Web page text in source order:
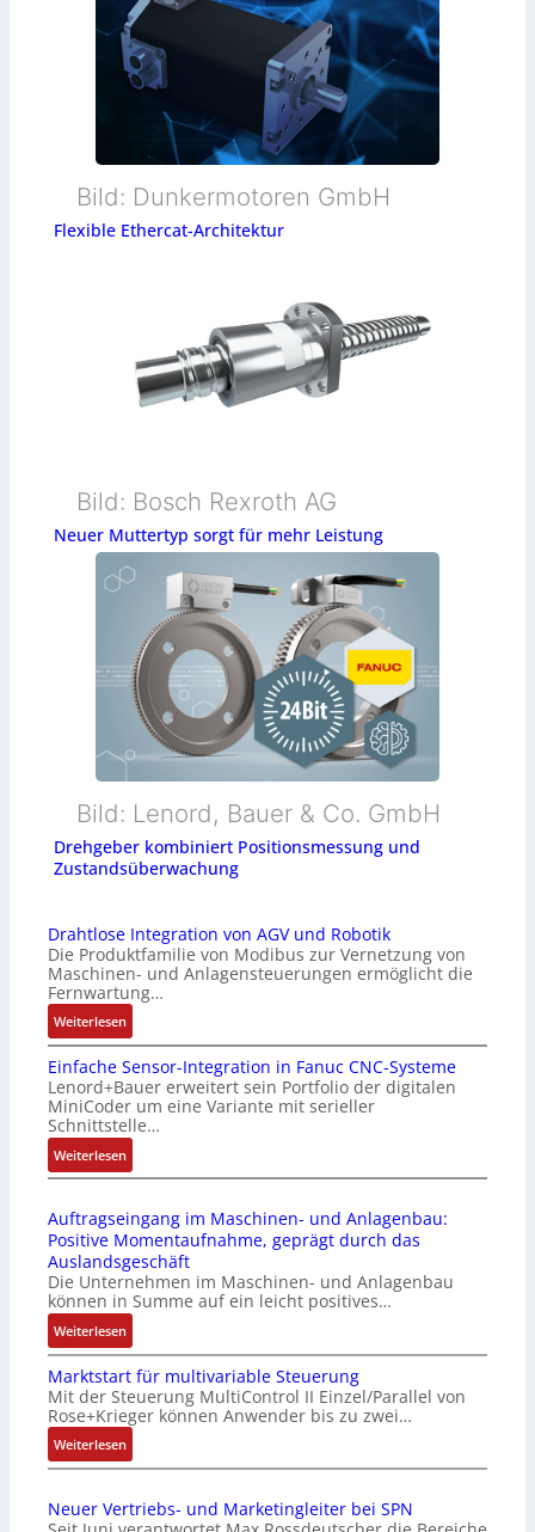
Bild: Dunkermotoren GmbH
Flexible Ethercat-Architektur
Bild: Bosch Rexroth AG
Neuer Muttertyp sorgt für mehr Leistung
Bild: Lenord, Bauer & Co. GmbH
Drehgeber kombiniert Positionsmessung und
Zustandsüberwachung
Drahtlose Integration von AGV und Robotik
Die Produktfamilie von Modibus zur Vernetzung von
Maschinen- und Anlagensteuerungen ermöglicht die
Fernwartung…
Weiterlesen:
D
r
a
h
t
l
o
e
I
n
t
e
g
r
a
t
i
o
n
o
Einfache Sensor-Integration in Fanuc CNC-Systeme
Lenord+Bauer erweitert sein Portfolio der digitalen
MiniCoder um eine Variante mit serieller
Schnittstelle…
Weiterlesen:
E
n
f
a
c
h
e
S
e
n
s
o
r
Auftragseingang im Maschinen- und Anlagenbau:
Positive Momentaufnahme, geprägt durch das
Auslandsgeschäft
Die Unternehmen im Maschinen- und Anlagenbau
können in Summe auf ein leicht positives…
Weiterlesen:
A
u
f
t
r
a
s
Marktstart für multivariable Steuerung
Mit der Steuerung MultiControl II Einzel/Parallel von
Rose+Krieger können Anwender bis zu zwei…
Weiterlesen:
M
r
Neuer Vertriebs- und Marketingleiter bei SPN